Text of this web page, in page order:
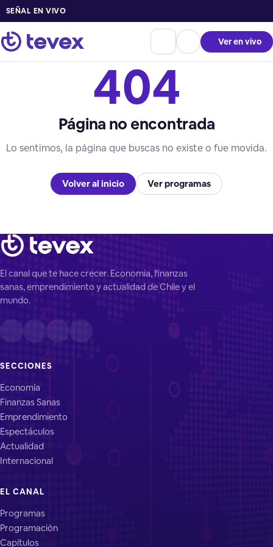
SEÑAL EN VIVO
Ver en vivo
404
Página no encontrada
Lo sentimos, la página que buscas no existe o fue movida.
Volver al inicio Ver programas
El canal que te hace crecer. Economía, finanzas
sanas, emprendimiento y actualidad de Chile y el
mundo.
SECCIONES
Economía
Finanzas Sanas
Emprendimiento
Espectáculos
Actualidad
Internacional
EL CANAL
Programas
Programación
Capítulos